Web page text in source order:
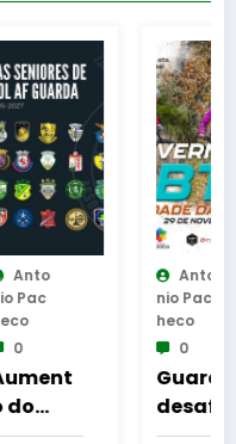
Guarda
desafia
amante